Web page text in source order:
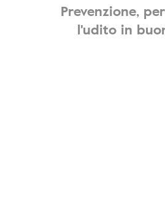
Prevenzione,
l'udito in